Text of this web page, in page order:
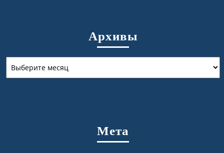
Архивы
Мета